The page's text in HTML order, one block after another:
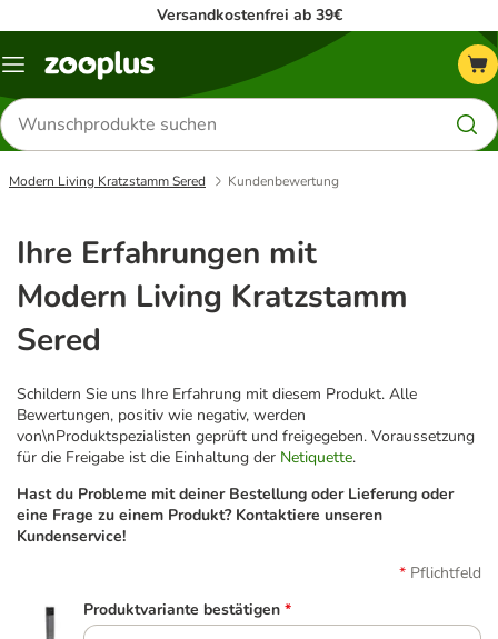
Versandkostenfrei ab 39€
Menü
Produkte
suchen
Modern Living Kratzstamm Sered Kundenbewertung
Ihre Erfahrungen mit
Modern Living Kratzstamm
Sered
Schildern Sie uns Ihre Erfahrung mit diesem Produkt. Alle
Bewertungen, positiv wie negativ, werden
von\nProduktspezialisten geprüft und freigegeben. Voraussetzung
für die Freigabe ist die Einhaltung der Netiquette.
Hast du Probleme mit deiner Bestellung oder Lieferung oder
eine Frage zu einem Produkt? Kontaktiere unseren
Kundenservice!
Pflichtfeld
Produktvariante bestätigen *